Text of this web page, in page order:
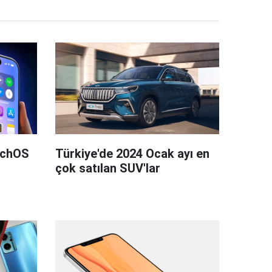
Türkiye'de 2024 Ocak ayı en
çok satılan SUV'lar